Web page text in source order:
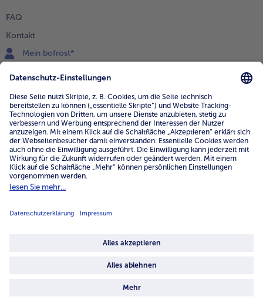
FAQ
Kontakt
Mein bofrost*
0800 - 000 19 18
Mo.-Fr.: 7-21 Uhr Sa: 8-16 Uhr
Service
Unternehmen
Über uns